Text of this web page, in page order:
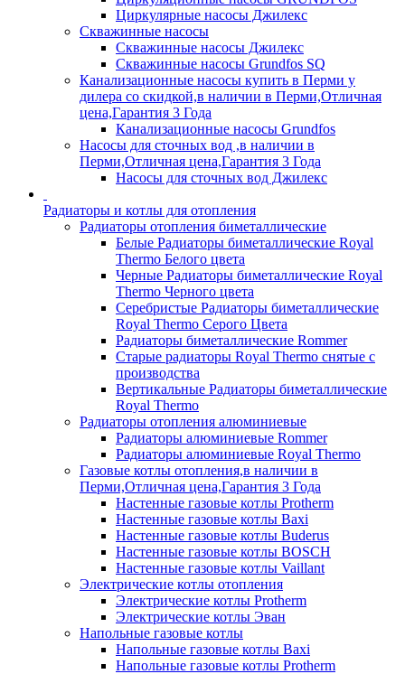
Циркулярные насосы Джилекс
Скважинные насосы
Скважинные насосы Джилекс
Скважинные насосы Grundfos SQ
Канализационные насосы купить в Перми у
дилера со скидкой,в наличии в Перми,Отличная
цена,Гарантия 3 Года
Канализационные насосы Grundfos
Насосы для сточных вод ,в наличии в
Перми,Отличная цена,Гарантия 3 Года
Насосы для сточных вод Джилекс
Радиаторы и котлы для отопления
Радиаторы отопления биметаллические
Белые Радиаторы биметаллические Royal
Thermo Белого цвета
Черные Радиаторы биметаллические Royal
Thermo Черного цвета
Серебристые Радиаторы биметаллические
Royal Thermo Серого Цвета
Радиаторы биметаллические Rommer
Старые радиаторы Royal Thermo снятые с
производства
Вертикальные Радиаторы биметаллические
Royal Thermo
Радиаторы отопления алюминиевые
Радиаторы алюминиевые Rommer
Радиаторы алюминиевые Royal Thermo
Газовые котлы отопления,в наличии в
Перми,Отличная цена,Гарантия 3 Года
Настенные газовые котлы Protherm
Настенные газовые котлы Baxi
Настенные газовые котлы Buderus
Настенные газовые котлы BOSCH
Настенные газовые котлы Vaillant
Электрические котлы отопления
Электрические котлы Protherm
Электрические котлы Эван
Напольные газовые котлы
Напольные газовые котлы Baxi
Напольные газовые котлы Protherm